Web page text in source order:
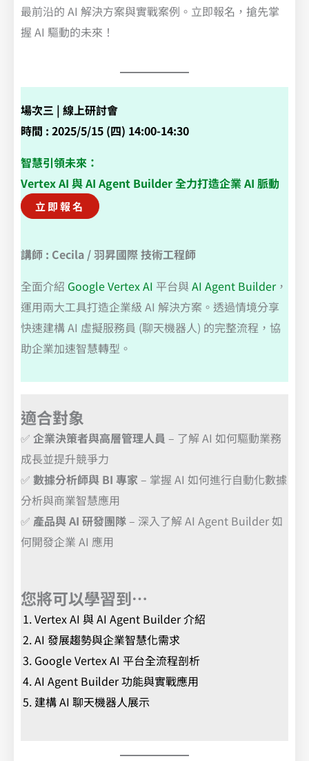
最前沿的 AI 解決方案與實戰案例。立即報名，搶先掌
握 AI 驅動的未來！
場次三 | 線上研討會
時間 : 2025/5/15 (四) 14:00-14:30
智慧引領未來：
Vertex AI 與 AI Agent Builder 全力打造企業 AI 脈動
立即報名
講師 : Cecila / 羽昇國際 技術工程師
全面介紹 Google Vertex AI 平台與 AI Agent Builder，
運用兩大工具打造企業級 AI 解決方案。透過情境分享
快速建構 AI 虛擬服務員 (聊天機器人) 的完整流程，協
助企業加速智慧轉型。
適合對象
✅ 企業決策者與高層管理人員 – 了解 AI 如何驅動業務
成長並提升競爭力
✅ 數據分析師與 BI 專家– 掌握 AI 如何進行自動化數據
分析與商業智慧應用
✅ 產品與 AI 研發團隊– 深入了解 AI Agent Builder 如
何開發企業 AI 應用
您將可以學習到…
Vertex AI 與 AI Agent Builder 介紹
AI 發展趨勢與企業智慧化需求
Google Vertex AI 平台全流程剖析
AI Agent Builder 功能與實戰應用
建構 AI 聊天機器人展示